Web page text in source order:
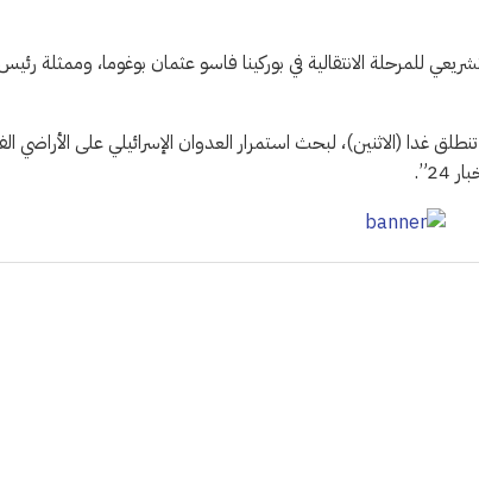
الانتقالية في بوركينا فاسو عثمان بوغوما، وممثلة
غدا (الاثنين)، لبحث استمرار العدوان الإسرائيلي على الأراضي